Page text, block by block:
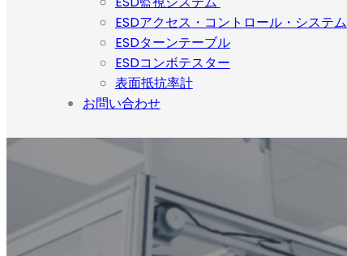
ESDアクセス・コントロール・システム
ESDターンテーブル
ESDコンボテスター
表面抵抗率計
お問い合わせ